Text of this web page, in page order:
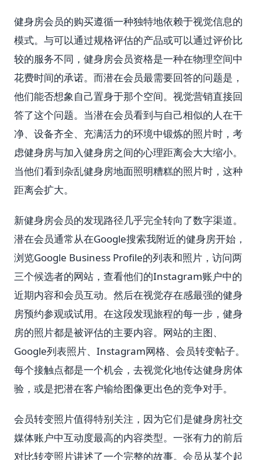
健身房会员的购买遵循一种独特地依赖于视觉信息的
模式。与可以通过规格评估的产品或可以通过评价比
较的服务不同，健身房会员资格是一种在物理空间中
花费时间的承诺。而潜在会员最需要回答的问题是，
他们能否想象自己置身于那个空间。视觉营销直接回
答了这个问题。当潜在会员看到与自己相似的人在干
净、设备齐全、充满活力的环境中锻炼的照片时，考
虑健身房与加入健身房之间的心理距离会大大缩小。
当他们看到杂乱健身房地面照明糟糕的照片时，这种
距离会扩大。
新健身房会员的发现路径几乎完全转向了数字渠道。
潜在会员通常从在Google搜索我附近的健身房开始，
浏览Google Business Profile的列表和照片，访问两
三个候选者的网站，查看他们的Instagram账户中的
近期内容和会员互动。然后在视觉存在感最强的健身
房预约参观或试用。在这段发现旅程的每一步，健身
房的照片都是被评估的主要内容。网站的主图、
Google列表照片、Instagram网格、会员转变帖子。
每个接触点都是一个机会，去视觉化地传达健身房体
验，或是把潜在客户输给图像更出色的竞争对手。
会员转变照片值得特别关注，因为它们是健身房社交
媒体账户中互动度最高的内容类型。一张有力的前后
对比转变照片讲述了一个完整的故事。会员从某个起